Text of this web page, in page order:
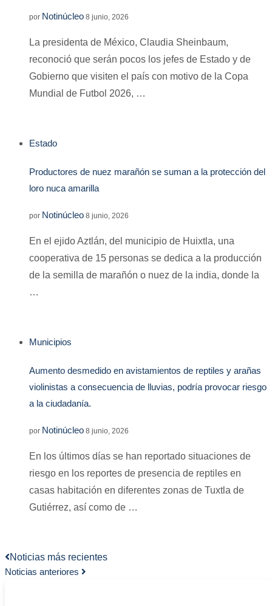
por Notinúcleo 8 junio, 2026
La presidenta de México, Claudia Sheinbaum,
reconoció que serán pocos los jefes de Estado y de
Gobierno que visiten el país con motivo de la Copa
Mundial de Futbol 2026, …
Estado
Productores de nuez marañón se suman a la protección del
loro nuca amarilla
por Notinúcleo 8 junio, 2026
En el ejido Aztlán, del municipio de Huixtla, una
cooperativa de 15 personas se dedica a la producción
de la semilla de marañón o nuez de la india, donde la
…
Municipios
Aumento desmedido en avistamientos de reptiles y arañas
violinistas a consecuencia de lluvias, podría provocar riesgo
a la ciudadanía.
por Notinúcleo 8 junio, 2026
En los últimos días se han reportado situaciones de
riesgo en los reportes de presencia de reptiles en
casas habitación en diferentes zonas de Tuxtla de
Gutiérrez, así como de …
Noticias más recientes
Noticias anteriores